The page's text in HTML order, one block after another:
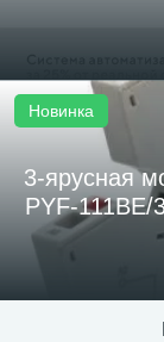
3-ярусная
PYF-
Новинка